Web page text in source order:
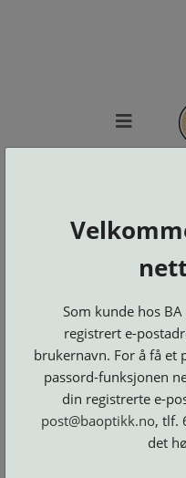
LOGG
on
og
Etuier
Luper
og
og
Skruer
og
tilbehør
Som kunde hos
registrert e-
brukernavn. For å få et
passord-funksjonen
din registrerte e-
post@baoptikk.no, tlf.
det